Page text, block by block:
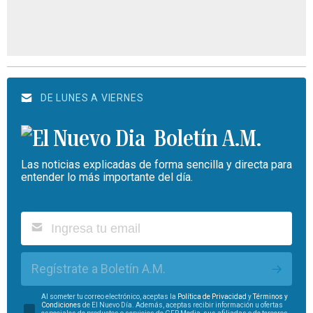
DE LUNES A VIERNES
Boletín A.M.
Las noticias explicadas de forma sencilla y directa para
entender lo más importante del día.
Regístrate a Boletín A.M.
Al someter tu correo electrónico, aceptas la Política de Privacidad y
Términos y
Condiciones de El Nuevo Día. Además, aceptas recibir información u ofertas